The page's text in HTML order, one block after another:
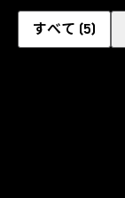
すべて (5)